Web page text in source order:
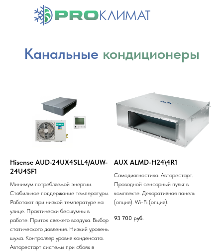
Канальные кондиционеры
Hisense AUD-24UX4SLL4/AUW-
24U4SF1
Минимум потребляемой энергии.
Стабильное поддержание температуры.
Работают при низкой температуре на
улице. Практически бесшумны в
работе. Приток свежего воздуха. Выбор
статического давления. Низкий уровень
шума. Контроллер уровня конденсата.
Авторестарт системы при сбоях в
AUX ALMD-H24\4R1
Самодиагностика. Авторестарт.
Проводной сенсорный пульт в
комплекте. Декоративная панель
(опция). Wi-Fi (опция).
93 700 руб.